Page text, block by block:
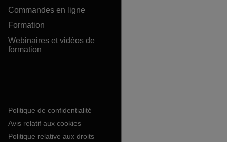
Commandes en ligne
Formation
Webinaires et vidéos de
formation
Politique de confidentialité
Avis relatif aux cookies
Politique relative aux droits